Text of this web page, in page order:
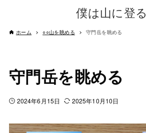
僕は山に登る
ホーム ○○山を眺める 守門岳を眺める
守門岳を眺める
2024年6月15日 2025年10月10日